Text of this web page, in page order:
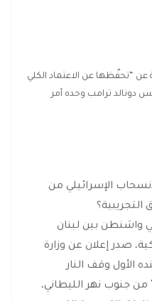
“تحفّظها عن الاعتماد الكلي
دونالد ترامب وحده أمر
الإسرائيلي من
واشنطن بين لبنان
صدر إعلان عن وزارة
الأول وقف النار
جنوب نهر الليطاني،